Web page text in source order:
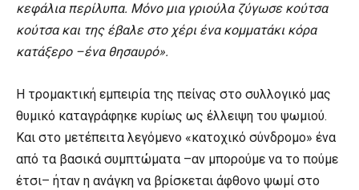
κεφάλια περίλυπα. Mόνο μια γριούλα ζύγωσε κούτσα
κούτσα και της έβαλε στο χέρι ένα κομματάκι κόρα
κατάξερο –ένα θησαυρό».
Η τρομακτική εμπειρία της πείνας στο συλλογικό μας
θυμικό καταγράφηκε κυρίως ως έλλειψη του ψωμιού.
Και στο μετέπειτα λεγόμενο «κατοχικό σύνδρομο» ένα
από τα βασικά συμπτώματα –αν μπορούμε να το πούμε
έτσι– ήταν η ανάγκη να βρίσκεται άφθονο ψωμί στο